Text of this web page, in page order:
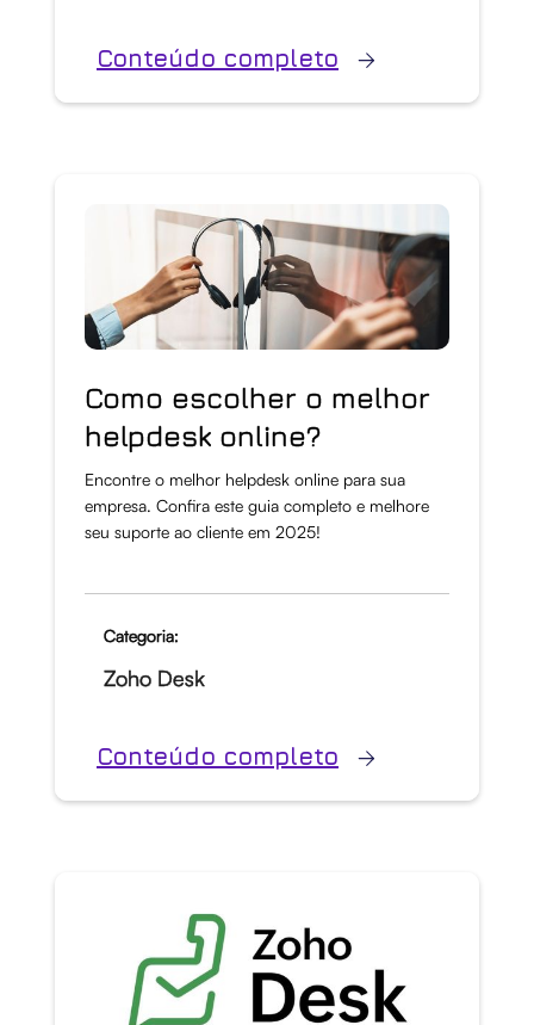
Conteúdo completo
Como escolher o melhor
helpdesk online?
Encontre o melhor helpdesk online para sua
empresa. Confira este guia completo e melhore
seu suporte ao cliente em 2025!
Categoria:
Zoho Desk
Conteúdo completo